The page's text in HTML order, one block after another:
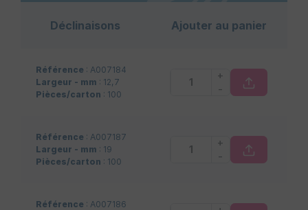
Déclinaisons Ajouter au panier
Référence : A007184
Largeur - mm : 12,7
Pièces/carton : 100
+
-
Référence : A007187
Largeur - mm : 19
Pièces/carton : 100
+
-
Référence : A007186